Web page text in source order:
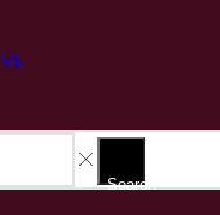
Vk
Search